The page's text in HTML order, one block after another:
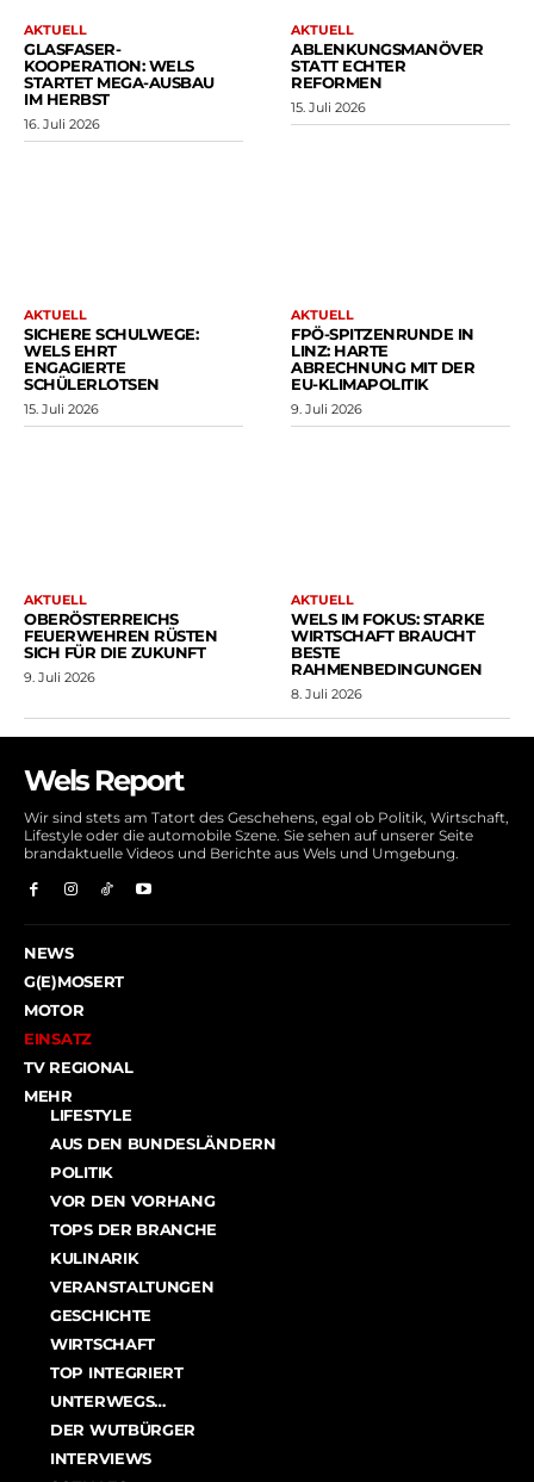
AKTUELL
GLASFASER-
KOOPERATION: WELS
STARTET MEGA-AUSBAU
IM HERBST
16. Juli 2026
AKTUELL
ABLENKUNGSMANÖVER
STATT ECHTER
REFORMEN
15. Juli 2026
AKTUELL
SICHERE SCHULWEGE:
WELS EHRT
ENGAGIERTE
SCHÜLERLOTSEN
15. Juli 2026
AKTUELL
FPÖ-SPITZENRUNDE IN
LINZ: HARTE
ABRECHNUNG MIT DER
EU-KLIMAPOLITIK
9. Juli 2026
AKTUELL
OBERÖSTERREICHS
FEUERWEHREN RÜSTEN
SICH FÜR DIE ZUKUNFT
9. Juli 2026
AKTUELL
WELS IM FOKUS: STARKE
WIRTSCHAFT BRAUCHT
BESTE
RAHMENBEDINGUNGEN
8. Juli 2026
Wels Report
Wir sind stets am Tatort des Geschehens, egal ob Politik, Wirtschaft,
Lifestyle oder die automobile Szene. Sie sehen auf unserer Seite
brandaktuelle Videos und Berichte aus Wels und Umgebung.
NEWS
G(E)MOSERT
MOTOR
EINSATZ
TV REGIONAL
MEHR
LIFESTYLE
AUS DEN BUNDESLÄNDERN
POLITIK
VOR DEN VORHANG
TOPS DER BRANCHE
KULINARIK
VERANSTALTUNGEN
GESCHICHTE
WIRTSCHAFT
TOP INTEGRIERT
UNTERWEGS…
DER WUTBÜRGER
INTERVIEWS